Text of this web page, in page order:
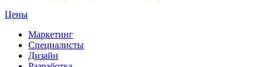
Цены
Маркетинг
Специалисты
Дизайн